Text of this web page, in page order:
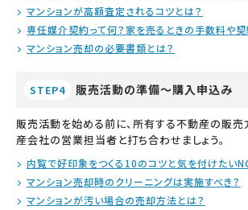
マンションが高額査定されるコツとは？
専任媒介契約って何？家を売るときの手数料や契
マンション売却の必要書類とは？
STEP4 販売活動の準備～購入申込み
販売活動を始める前に、所有する不動産の販売
産会社の営業担当者と打ち合わせましょう。
内覧で好印象をつくる10のコツと気を付けたい
マンション売却時のクリーニングは実施すべき？
マンションが汚い場合の売却方法とは？